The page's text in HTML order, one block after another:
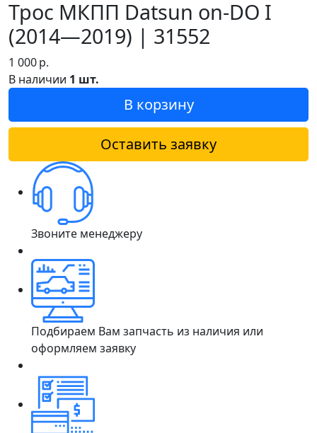
Трос МКПП Datsun on-DO I
(2014—2019) | 31552
1 000р.
В наличии 1 шт.
В корзину
Оставить заявку
Звоните менеджеру
Подбираем Вам запчасть из наличия или
оформляем заявку